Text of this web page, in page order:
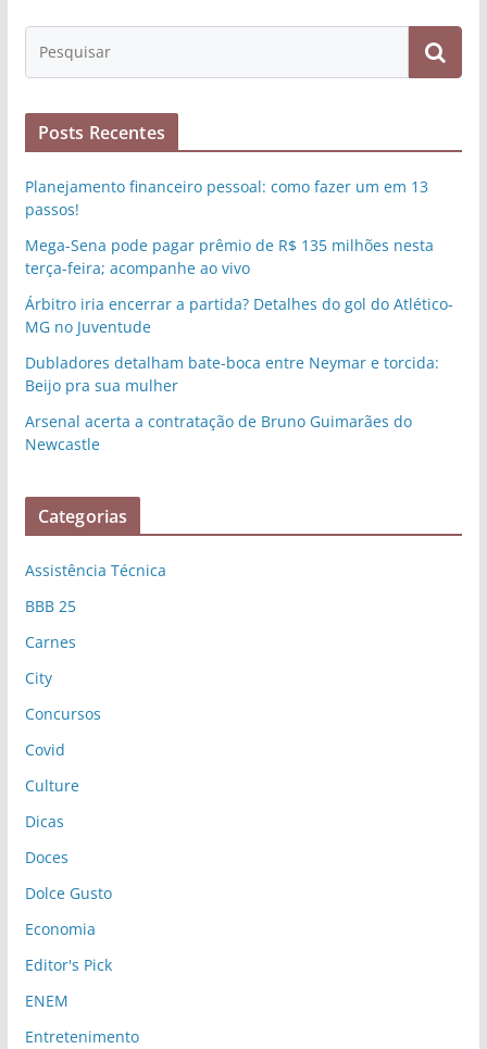
Posts Recentes
Planejamento financeiro pessoal: como fazer um em 13
passos!
Mega-Sena pode pagar prêmio de R$ 135 milhões nesta
terça-feira; acompanhe ao vivo
Árbitro iria encerrar a partida? Detalhes do gol do Atlético-
MG no Juventude
Dubladores detalham bate-boca entre Neymar e torcida:
Beijo pra sua mulher
Arsenal acerta a contratação de Bruno Guimarães do
Newcastle
Categorias
Assistência Técnica
BBB 25
Carnes
City
Concursos
Covid
Culture
Dicas
Doces
Dolce Gusto
Economia
Editor's Pick
ENEM
Entretenimento